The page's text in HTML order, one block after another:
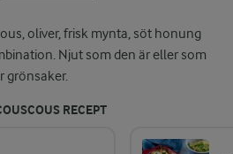
oliver, frisk mynta, söt honung
Njut som den är eller som
grönsaker.
RECEPT